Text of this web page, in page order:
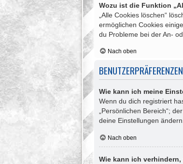
Wozu ist die Funktion
„Alle Cookies löschen“
ermöglichen Cookies
du Probleme bei der An-
Nach oben
Wie kann ich meine
Wenn du dich registriert
„Persönlichen Bereich“;
deine Einstellungen
Nach oben
Wie kann ich